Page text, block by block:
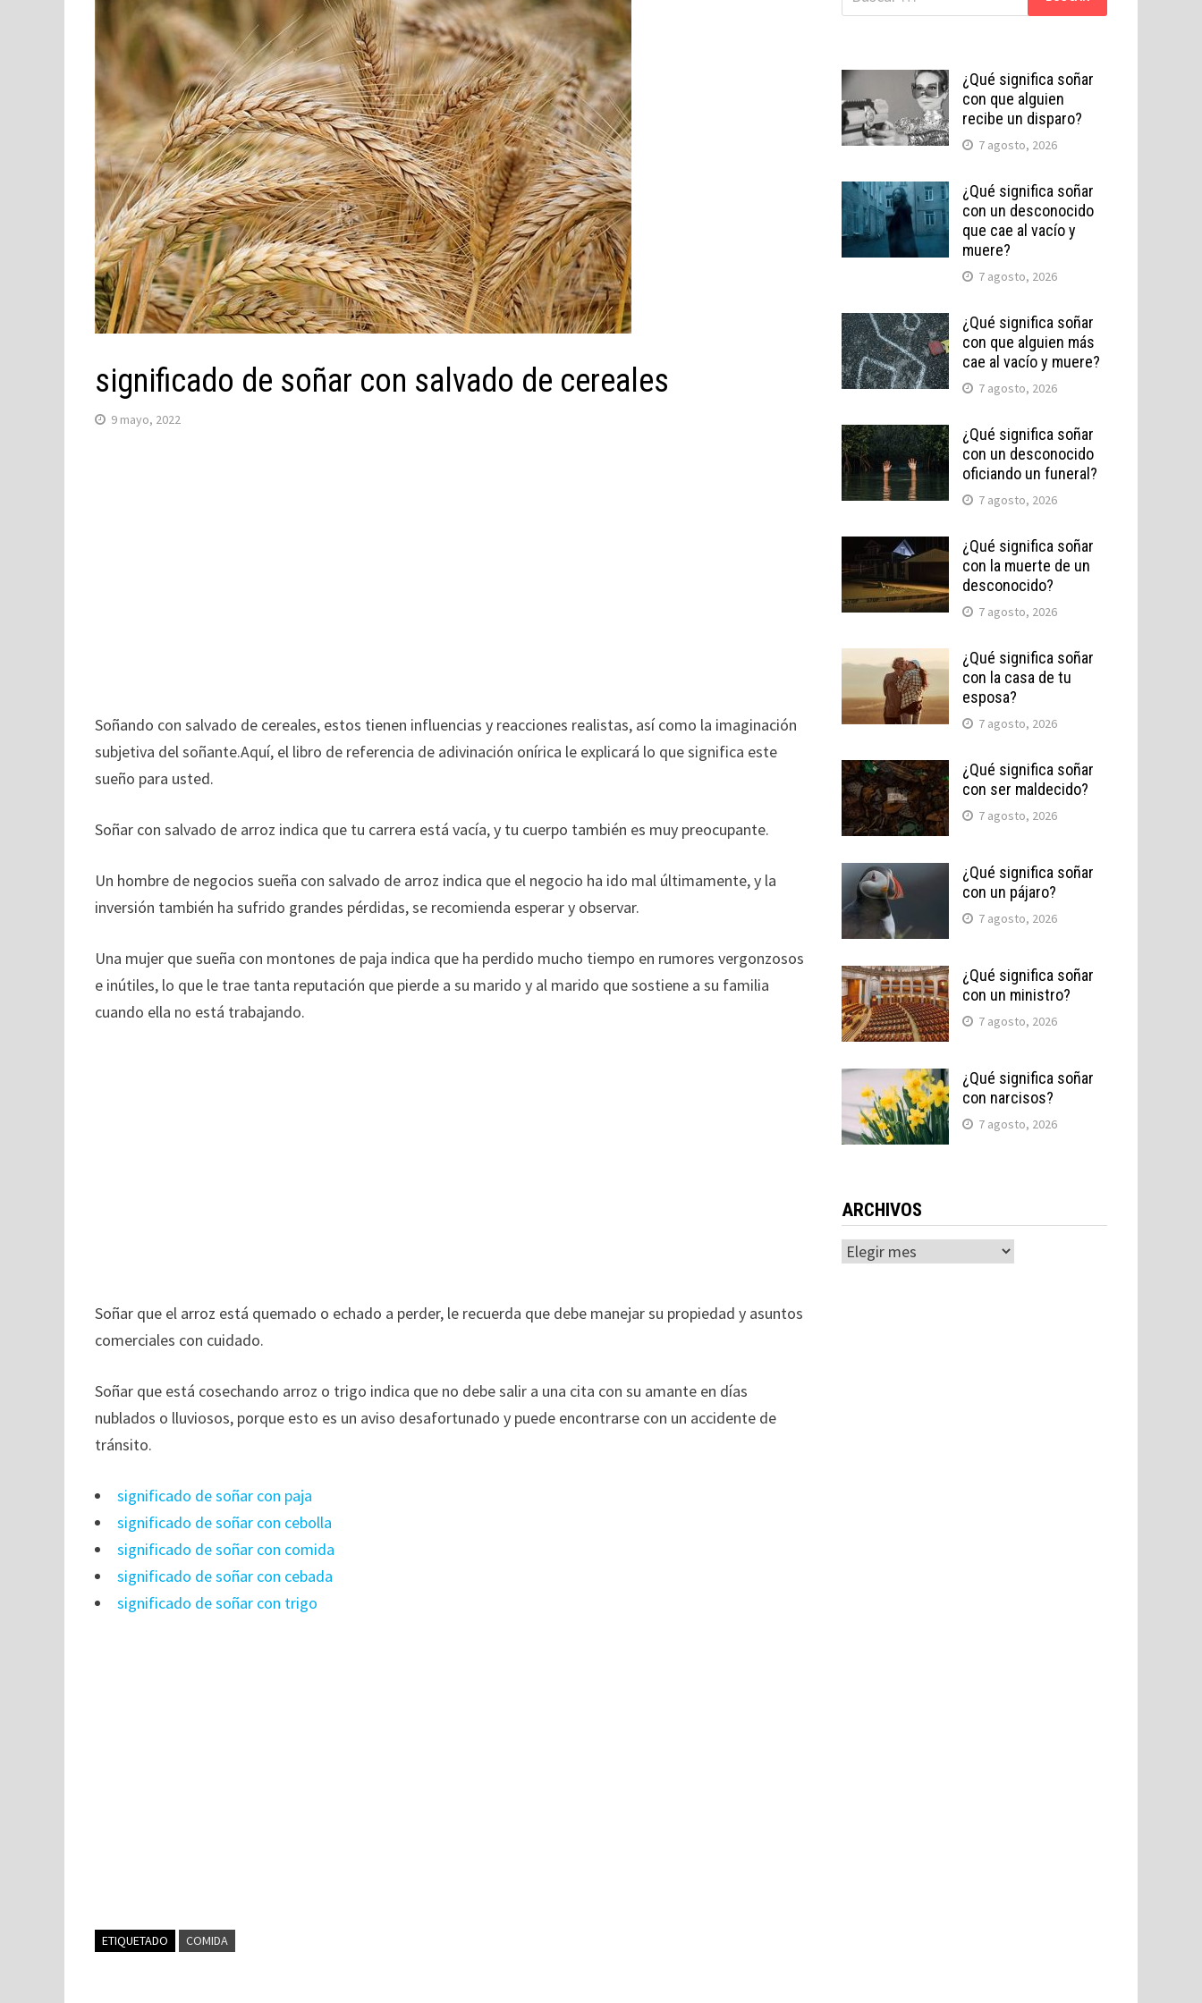
significado de soñar con salvado de cereales
9 mayo, 2022
Soñando con salvado de cereales, estos tienen influencias y reacciones realistas, así como la imaginación
subjetiva del soñante.Aquí, el libro de referencia de adivinación onírica le explicará lo que significa este
sueño para usted.
Soñar con salvado de arroz indica que tu carrera está vacía, y tu cuerpo también es muy preocupante.
Un hombre de negocios sueña con salvado de arroz indica que el negocio ha ido mal últimamente, y la
inversión también ha sufrido grandes pérdidas, se recomienda esperar y observar.
Una mujer que sueña con montones de paja indica que ha perdido mucho tiempo en rumores vergonzosos
e inútiles, lo que le trae tanta reputación que pierde a su marido y al marido que sostiene a su familia
cuando ella no está trabajando.
Soñar que el arroz está quemado o echado a perder, le recuerda que debe manejar su propiedad y asuntos
comerciales con cuidado.
Soñar que está cosechando arroz o trigo indica que no debe salir a una cita con su amante en días
nublados o lluviosos, porque esto es un aviso desafortunado y puede encontrarse con un accidente de
tránsito.
significado de soñar con paja
significado de soñar con cebolla
significado de soñar con comida
significado de soñar con cebada
significado de soñar con trigo
ETIQUETADO COMIDA
¿Qué significa soñar
con que alguien
recibe un disparo?
7 agosto, 2026
¿Qué significa soñar
con un desconocido
que cae al vacío y
muere?
7 agosto, 2026
¿Qué significa soñar
con que alguien más
cae al vacío y muere?
7 agosto, 2026
¿Qué significa soñar
con un desconocido
oficiando un funeral?
7 agosto, 2026
¿Qué significa soñar
con la muerte de un
desconocido?
7 agosto, 2026
¿Qué significa soñar
con la casa de tu
esposa?
7 agosto, 2026
¿Qué significa soñar
con ser maldecido?
7 agosto, 2026
¿Qué significa soñar
con un pájaro?
7 agosto, 2026
¿Qué significa soñar
con un ministro?
7 agosto, 2026
¿Qué significa soñar
con narcisos?
7 agosto, 2026
ARCHIVOS
Archivos